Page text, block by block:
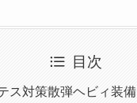
目次
ス対策散弾ヘビィ装備